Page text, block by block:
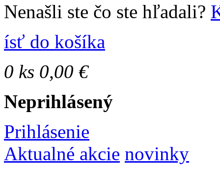
Nenašli ste čo ste hľadali?
ísť do košíka
0 ks 0,00 €
Neprihlásený
Prihlásenie
Aktualné akcie novinky